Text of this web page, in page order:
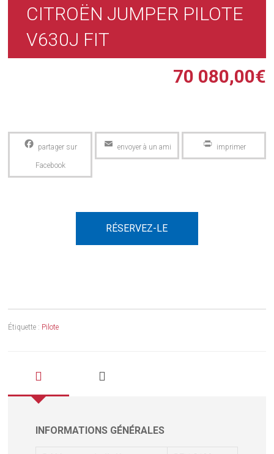
CITROËN JUMPER PILOTE
V630J FIT
70 080,00€
Facebook Email PrintFriendly
RÉSERVEZ-LE
Étiquette : Pilote
INFORMATIONS GÉNÉRALES